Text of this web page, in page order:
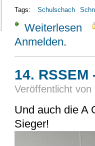
Tags: Schulschach
Weiterlesen
Anmelden.
14. RSSEM
Veröffentlicht von
Und auch die A
Sieger!